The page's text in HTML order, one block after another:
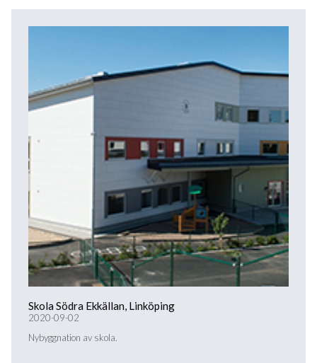
Skola Södra Ekkällan, Linköping
2020-09-02
Nybyggnation av skola.